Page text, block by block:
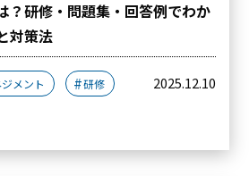
？研修・問題集・回答例でわか
対策法
メント 研修 2025.12.10